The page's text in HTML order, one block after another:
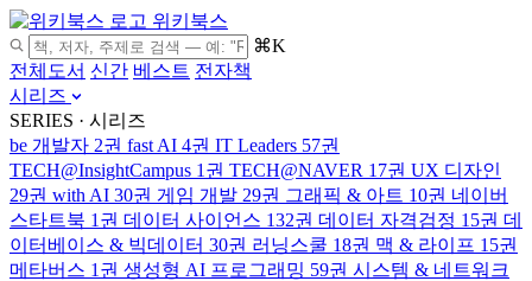
위키북스
⌘K
전체도서 신간 베스트 전자책
시리즈
SERIES · 시리즈
be 개발자 2권 fast AI 4권 IT Leaders 57권
TECH@InsightCampus 1권 TECH@NAVER 17권 UX 디자인
29권 with AI 30권 게임 개발 29권 그래픽 & 아트 10권 네이버
스타트북 1권 데이터 사이언스 132권 데이터 자격검정 15권 데
이터베이스 & 빅데이터 30권 러닝스쿨 18권 맥 & 라이프 15권
메타버스 1권 생성형 AI 프로그래밍 59권 시스템 & 네트워크